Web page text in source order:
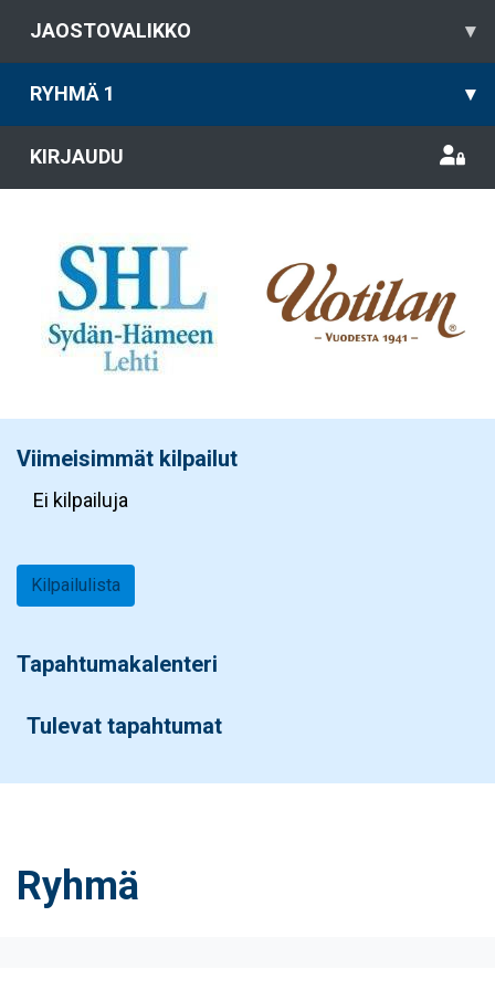
JAOSTOVALIKKO ▾
RYHMÄ 1 ▾
KIRJAUDU
Viimeisimmät kilpailut
Ei kilpailuja
Kilpailulista
Tapahtumakalenteri
Tulevat tapahtumat
Ryhmä